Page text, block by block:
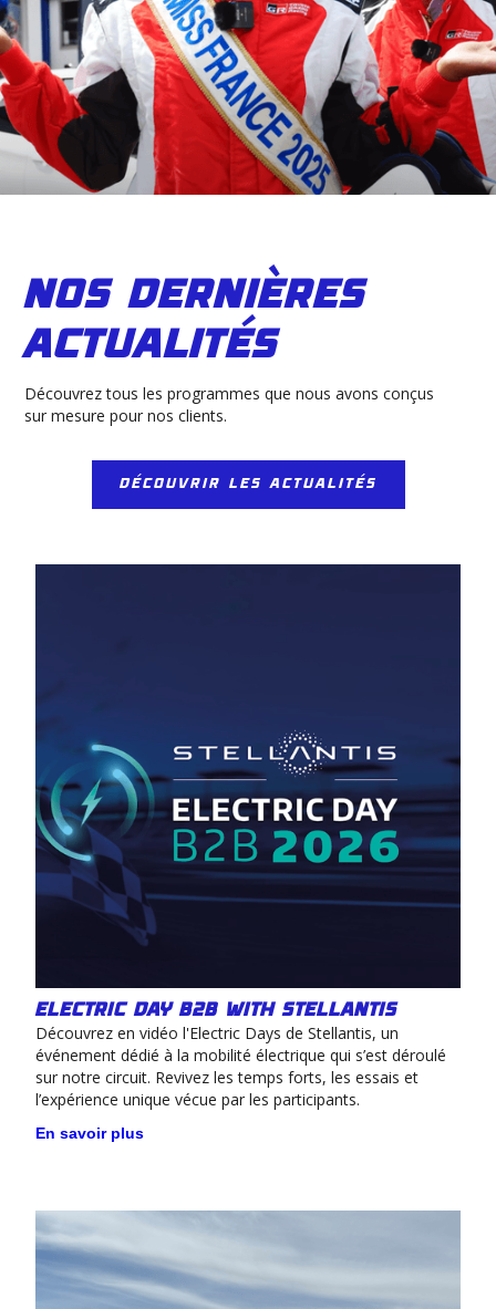
nos dernières
actualités
Découvrez tous les programmes que nous avons conçus
sur mesure pour nos clients.
DÉCOUVRIR LES ACTUALITÉS
Electric day B2B with STELLANTIS
Découvrez en vidéo l'Electric Days de Stellantis, un
événement dédié à la mobilité électrique qui s’est déroulé
sur notre circuit. Revivez les temps forts, les essais et
l’expérience unique vécue par les participants.
En savoir plus